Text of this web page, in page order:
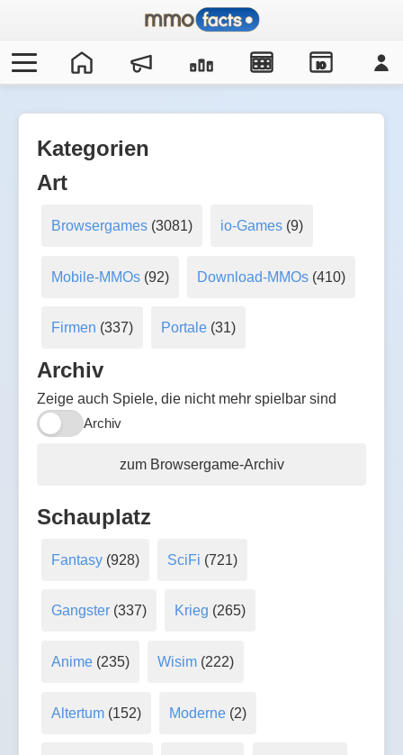
IO
Kategorien
Art
Browsergames(3081) io-Games (9)
Mobile-MMOs(92) Download-MMOs (410)
Firmen (337) Portale (31)
Archiv
Zeige auch Spiele, die nicht mehr spielbar sind
Archiv
zum Browsergame-Archiv
Schauplatz
Fantasy(928) SciFi (721)
Gangster(337) Krieg (265)
Anime(235) Wisim (222)
Altertum(152) Moderne (2)